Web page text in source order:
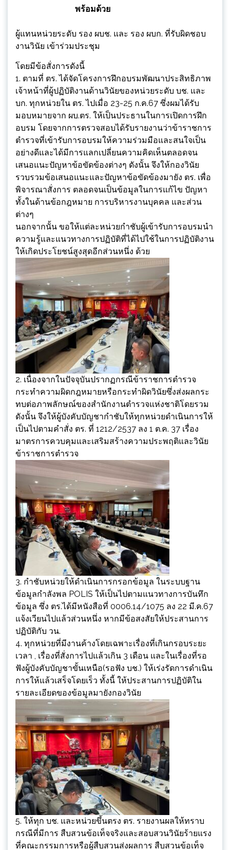
พร้อมด้วย
ผู้แทนหน่วยระดับ รอง ผบช. และ รอง ผบก. ที่รับผิดชอบ
งานวินัย เข้าร่วมประชุม
โดยมีข้อสั่งการดังนี้
1. ตามที่ ตร. ได้จัดโครงการฝึกอบรมพัฒนาประสิทธิภาพ
เจ้าหน้าที่ผู้ปฏิบัติงานด้านวินัยของหน่วยระดับ บช. และ
บก. ทุกหน่วยใน ตร. ไปเมื่อ 23-25 ก.ค.67 ซึ่งผมได้รับ
มอบหมายจาก ผบ.ตร. ให้เป็นประธานในการเปิดการฝึก
อบรม โดยจากการตรวจสอบได้รับรายงานว่าข้าราชการ
ตำรวจที่เข้ารับการอบรมให้ความร่วมมือและสนใจเป็น
อย่างดีและได้มีการแลกเปลี่ยนความคิดเห็นตลอดจน
เสนอแนะปัญหาข้อขัดข้องต่างๆ ดังนั้น จึงให้กองวินัย
รวบรวมข้อเสนอแนะและปัญหาข้อขัดข้องมายัง ตร. เพื่อ
พิจารณาสั่งการ ตลอดจนเป็นข้อมูลในการแก้ไข ปัญหา
ทั้งในด้านข้อกฎหมาย การบริหารงานบุคคล และส่วน
ต่างๆ
นอกจากนั้น ขอให้แต่ละหน่วยกำชับผู้เข้ารับการอบรมนำ
ความรู้และแนวทางการปฏิบัติที่ได้ไปใช้ในการปฏิบัติงาน
ให้เกิดประโยชน์สูงสุดอีกส่วนหนึ่ง ด้วย
2. เนื่องจากในปัจจุบันปรากฏกรณีข้าราชการตำรวจ
กระทำความผิดกฎหมายหรือกระทำผิดวินัยซึ่งส่งผลกระ
ทบต่อภาพลักษณ์ของสำนักงานตำรวจแห่งชาติโดยรวม
ดังนั้น จึงให้ผู้บังคับบัญชากำชับให้ทุกหน่วยดำเนินการให้
เป็นไปตามคำสั่ง ตร. ที่ 1212/2537 ลง 1 ต.ค. 37 เรื่อง
มาตรการควบคุมและเสริมสร้างความประพฤติและวินัย
ข้าราชการตำรวจ
3. กำชับหน่วยให้ดำเนินการกรอกข้อมูล ในระบบฐาน
ข้อมูลกำลังพล POLIS ให้เป็นไปตามแนวทางการบันทึก
ข้อมูล ซึ่ง ตร.ได้มีหนังสือที่ 0006.14/1075 ลง 22 มี.ค.67
แจ้งเวียนไปแล้วส่วนหนึ่ง หากมีข้อสงสัยให้ประสานการ
ปฏิบัติกับ วน.
4. ทุกหน่วยที่มีงานค้างโดยเฉพาะเรื่องที่เกินกรอบระยะ
เวลา , เรื่องที่สั่งการไปแล้วเกิน 3 เดือน และในเรื่องที่รอ
ฟังผู้บังคับบัญชาขั้นเหนือ(รอฟัง บช.) ให้เร่งรัดการดำเนิน
การให้แล้วเสร็จโดยเร็ว ทั้งนี้ ให้ประสานการปฏิบัติใน
รายละเอียดของข้อมูลมายังกองวินัย
5. ให้ทุก บช. และหน่วยขึ้นตรง ตร. รายงานผลให้ทราบ
กรณีที่มีการ สืบสวนข้อเท็จจริงและสอบสวนวินัยร้ายแรง
ที่คณะกรรมการหรือผู้สืบสวนส่งผลการ สืบสวนข้อเท็จ